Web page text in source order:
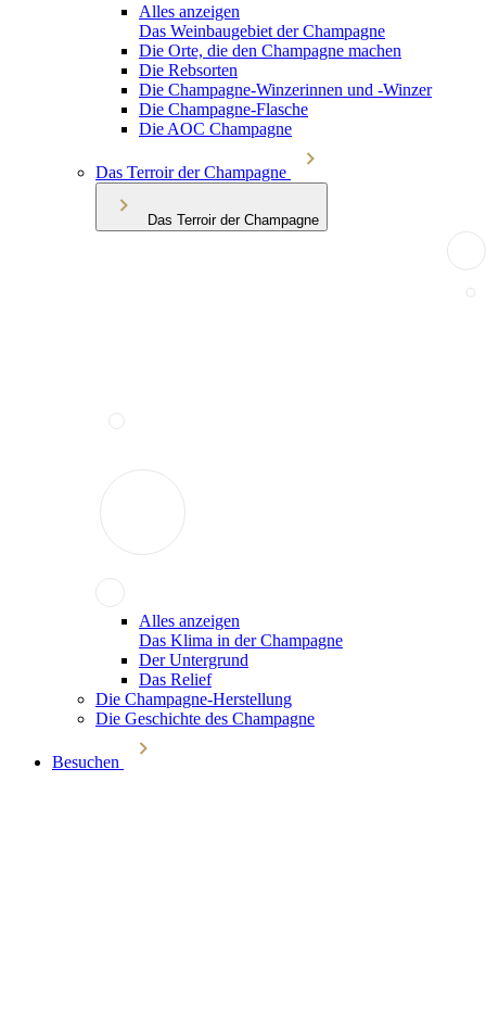
Alles anzeigen
Das Weinbaugebiet der Champagne
Die Orte, die den Champagne machen
Die Rebsorten
Die Champagne-Winzerinnen und -Winzer
Die Champagne-Flasche
Die AOC Champagne
Das Terroir der Champagne
Das Terroir der Champagne
Alles anzeigen
Das Klima in der Champagne
Der Untergrund
Das Relief
Die Champagne-Herstellung
Die Geschichte des Champagne
Besuchen